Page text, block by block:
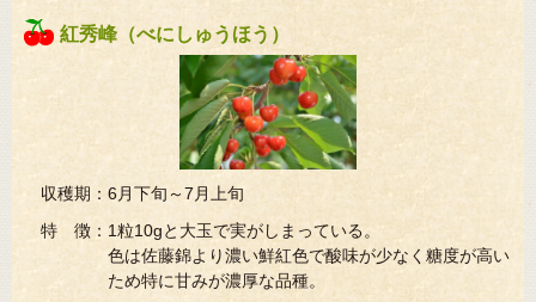
紅秀峰（べにしゅうほう）
収穫期：6月下旬～7月上旬
特 徴：1粒10gと大玉で実がしまっている。
色は佐藤錦より濃い鮮紅色で酸味が少なく糖度が高い
ため特に甘みが濃厚な品種。